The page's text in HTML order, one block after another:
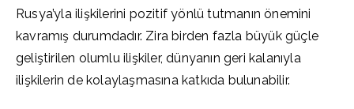
Rusya’yla ilişkilerini pozitif yönlü tutmanın önemini
kavramış durumdadır. Zira birden fazla büyük güçle
geliştirilen olumlu ilişkiler, dünyanın geri kalanıyla
ilişkilerin de kolaylaşmasına katkıda bulunabilir.